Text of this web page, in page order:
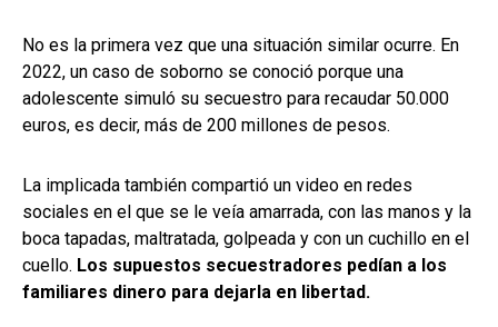
No es la primera vez que una situación similar ocurre. En
2022, un caso de soborno se conoció porque una
adolescente simuló su secuestro para recaudar 50.000
euros, es decir, más de 200 millones de pesos.
La implicada también compartió un video en redes
sociales en el que se le veía amarrada, con las manos y la
boca tapadas, maltratada, golpeada y con un cuchillo en el
cuello. Los supuestos secuestradores pedían a los
familiares dinero para dejarla en libertad.